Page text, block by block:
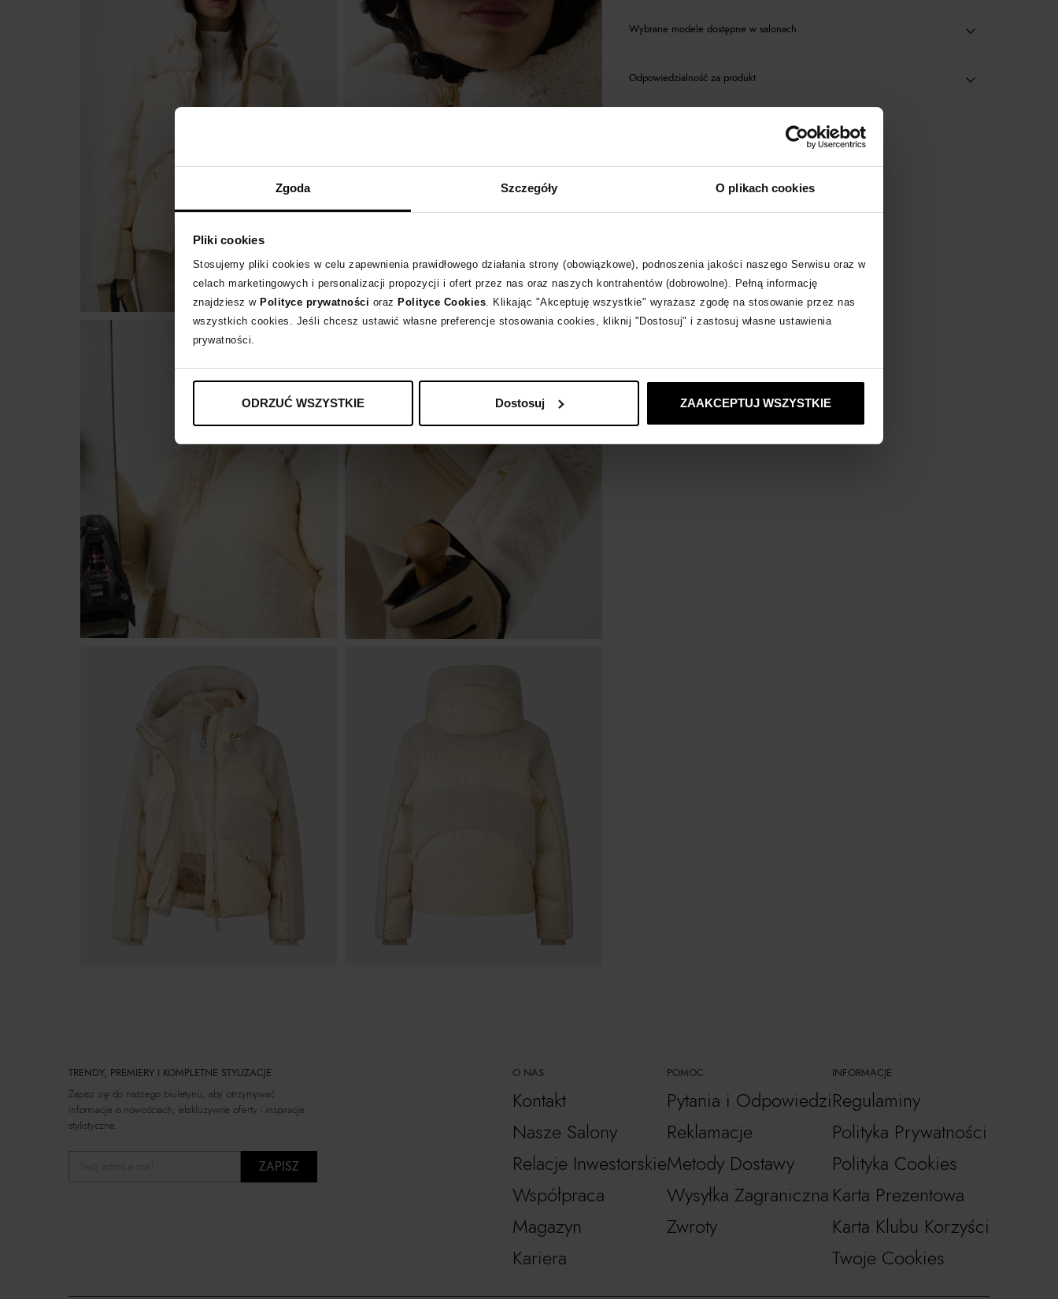
Zgoda Szczegóły O plikach cookies
Pliki cookies
Stosujemy pliki cookies w celu zapewnienia prawidłowego działania strony (obowiązkowe), podnoszenia jakości naszego Serwisu oraz w
celach marketingowych i personalizacji propozycji i ofert przez nas oraz naszych kontrahentów (dobrowolne). Pełną informację
znajdziesz w Polityce prywatności oraz Polityce Cookies. Klikając "Akceptuję wszystkie" wyrażasz zgodę na stosowanie przez nas
wszystkich cookies. Jeśli chcesz ustawić własne preferencje stosowania cookies, kliknij "Dostosuj" i zastosuj własne ustawienia
prywatności.
ODRZUĆ WSZYSTKIE Dostosuj ZAAKCEPTUJ WSZYSTKIE
Wybrane modele dostępne w salonach
Odpowiedzialność za produkt
TRENDY, PREMIERY I KOMPLETNE STYLIZACJE
Zapisz się do naszego biuletynu, aby otrzymywać
informacje o nowościach, ekskluzywne oferty i inspiracje
stylistyczne.
ZAPISZ
O NAS
Kontakt
Nasze Salony
Relacje Inwestorskie
Współpraca
Magazyn
Kariera
POMOC
Pytania i Odpowiedzi
Reklamacje
Metody Dostawy
Wysyłka Zagraniczna
Zwroty
INFORMACJE
Regulaminy
Polityka Prywatności
Polityka Cookies
Karta Prezentowa
Karta Klubu Korzyści
Twoje Cookies